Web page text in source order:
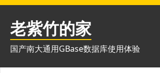
跳
老紫竹的家
国产南大通用GBase数据库使用体验